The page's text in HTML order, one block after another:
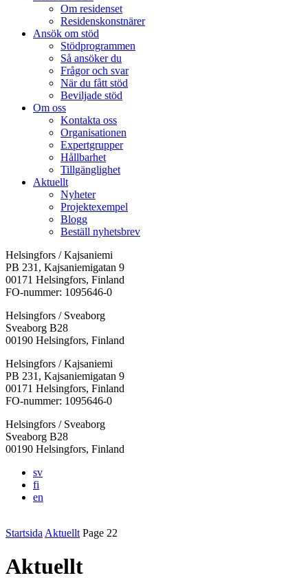
Om residenset
Residenskonstnärer
Ansök om stöd
Stödprogrammen
Så ansöker du
Frågor och svar
När du fått stöd
Beviljade stöd
Om oss
Kontakta oss
Organisationen
Expertgrupper
Hållbarhet
Tillgänglighet
Aktuellt
Nyheter
Projektexempel
Blogg
Beställ nyhetsbrev
Helsingfors / Kajsaniemi
PB 231, Kajsaniemigatan 9
00171 Helsingfors, Finland
FO-nummer: 1095646-0
Helsingfors / Sveaborg
Sveaborg B28
00190 Helsingfors, Finland
Facebook:
Öppnas
i
en
flik
Instagram:
Öppnas
i
en
flik
TikTok:
Öppnas
i
en
flik
Youtube:
Öppnas
i
en
flik
Vimeo:
Öppnas
i
en
flik
Helsingfors / Kajsaniemi
PB 231, Kajsaniemigatan 9
00171 Helsingfors, Finland
FO-nummer: 1095646-0
Helsingfors / Sveaborg
Sveaborg B28
00190 Helsingfors, Finland
sv
fi
en
Startsida Aktuellt Page 22
Aktuellt